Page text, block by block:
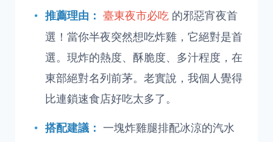
推薦理由： 臺東夜市必吃 的邪惡宵夜首
選！當你半夜突然想吃炸雞，它絕對是首
選。現炸的熱度、酥脆度、多汁程度，在
東部絕對名列前茅。老實說，我個人覺得
比連鎖速食店好吃太多了。
搭配建議： 一塊炸雞腿排配冰涼的汽水